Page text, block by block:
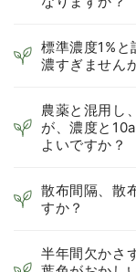
標準濃度1%
濃すぎません
農薬と混用し
が、濃度と
よいですか？
散布間隔、散
すか？
半年間欠かさ